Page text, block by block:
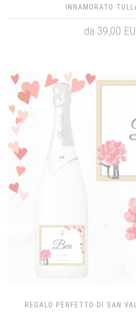
INNAMORATO
da 39,00
REGALO PERFETTO DI SAN